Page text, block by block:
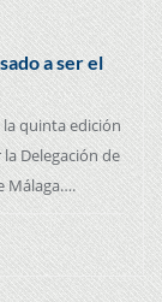
a ser el
quinta edición
Delegación de
Málaga….